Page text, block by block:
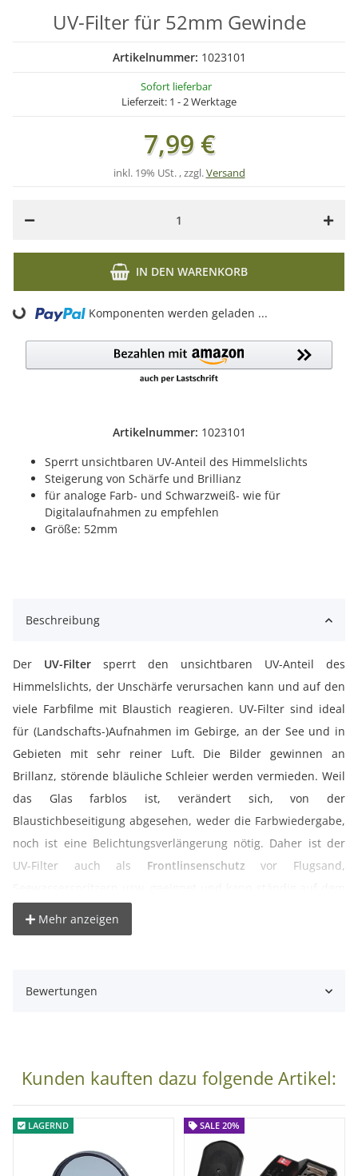
Artikelnummer: 1023101
Sperrt unsichtbaren UV-Anteil des Himmelslichts
Steigerung von Schärfe und Brillianz
für analoge Farb- und Schwarzweiß- wie für
Digitalaufnahmen zu empfehlen
Größe: 52mm
UV-Filter für 52mm Gewinde
Artikelnummer: 1023101
Sofort lieferbar
Lieferzeit: 1 - 2 Werktage
7,99 €
inkl. 19% USt. , zzgl.Versand
IN DEN WARENKORB
Loading... Komponenten werden geladen ...
Beschreibung
Der UV-Filter sperrt den unsichtbaren UV-Anteil des
Himmelslichts, der Unschärfe verursachen kann und auf den
viele Farbfilme mit Blaustich reagieren. UV-Filter sind ideal
für (Landschafts-)Aufnahmen im Gebirge, an der See und in
Gebieten mit sehr reiner Luft. Die Bilder gewinnen an
Brillanz, störende bläuliche Schleier werden vermieden. Weil
das Glas farblos ist, verändert sich, von der
Blaustichbeseitigung abgesehen, weder die Farbwiedergabe,
noch ist eine Belichtungsverlängerung nötig. Daher ist der
UV-Filter auch als Frontlinsenschutz vor Flugsand,
wie für Digitalaufnahmen zu empfehlen.
1x UV-Filter für 52 mm Gewinde
Mehr anzeigen
Bewertungen
Kunden kauften dazu folgende Artikel:
LAGERND SALE 20%